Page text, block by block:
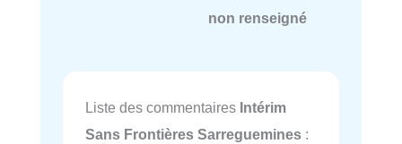
non renseigné
Liste des commentaires Intérim
Sans Frontières Sarreguemines :